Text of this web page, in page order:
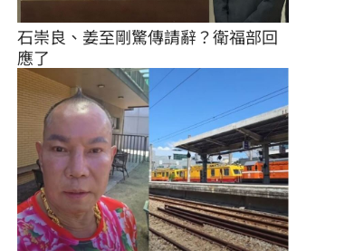
石崇良、姜至剛驚傳請辭？衛福部回
應了